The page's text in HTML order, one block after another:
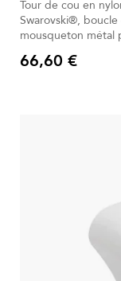
Tour de cou en
Swarovski®,
mousqueton métal
Prix
66,60 €